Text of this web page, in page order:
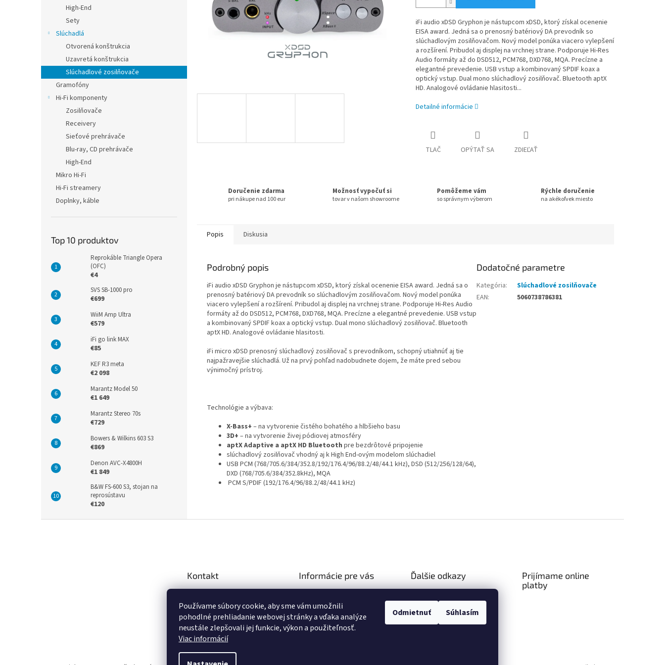
Používame súbory cookie, aby sme vám umožnili
pohodlné prehliadanie webovej stránky a vďaka analýze
neustále zlepšovali jej funkcie, výkon a použiteľnosť.
Viac informácií
Odmietnuť Súhlasím
High-End
Sety
Slúchadlá
Otvorená konštrukcia
Uzavretá konštrukcia
Slúchadlové zosilňovače
Gramofóny
Hi-Fi komponenty
Zosilňovače
Receivery
Sieťové prehrávače
Blu-ray, CD prehrávače
High-End
Mikro Hi-Fi
Hi-Fi streamery
Doplnky, káble
Top 10 produktov
Reprokáble Triangle Opera
(OFC)
€4
SVS SB-1000 pro
€699
WiiM Amp Ultra
€579
iFi go link MAX
€85
KEF R3 meta
€2 098
Marantz Model 50
€1 649
Marantz Stereo 70s
€729
Bowers & Wilkins 603 S3
€869
Denon AVC-X4800H
€1 849
B&W FS-600 S3, stojan na
reprosústavu
€120
iFi audio xDSD Gryphon je nástupcom xDSD, ktorý získal ocenenie
EISA award. Jedná sa o prenosný batériový DA prevodník so
slúchadlovým zosilňovačom. Nový model ponúka viacero vylepšení
a rozšírení. Pribudol aj displej na vrchnej strane. Podporuje Hi-Res
Audio formáty až do DSD512, PCM768, DXD768, MQA. Precízne a
elegantné prevedenie. USB vstup a kombinovaný SPDIF koax a
optický vstup. Dual mono slúchadlový zosilňovač. Bluetooth aptX
HD. Analogové ovládanie hlasitosti...
Detailné informácie
TLAČ OPÝTAŤ SA ZDIEĽAŤ
Doručenie zdarma
pri nákupe nad 100 eur
Možnosť vypočuť si
tovar v našom showroome
Pomôžeme vám
so správnym výberom
Rýchle doručenie
na akékoľvek miesto
Popis Diskusia
Podrobný popis
iFi audio xDSD Gryphon je nástupcom xDSD, ktorý získal ocenenie EISA award. Jedná sa o
prenosný batériový DA prevodník so slúchadlovým zosilňovačom. Nový model ponúka
viacero vylepšení a rozšírení. Pribudol aj displej na vrchnej strane. Podporuje Hi-Res Audio
formáty až do DSD512, PCM768, DXD768, MQA. Precízne a elegantné prevedenie. USB vstup
a kombinovaný SPDIF koax a optický vstup. Dual mono slúchadlový zosilňovač. Bluetooth
aptX HD. Analogové ovládanie hlasitosti.
iFi micro xDSD prenosný slúchadlový zosilňovač s prevodníkom, schopný utiahnúť aj tie
najpažravejšie slúchadlá. Už na prvý pohľad nadobudnete dojem, že máte pred sebou
výnimočný prístroj.
Technológie a výbava:
X-Bass+ – na vytvorenie čistého bohatého a hlbšieho basu
3D+ – na vytvorenie živej pódiovej atmosféry
aptXAdaptive a aptX HD Bluetooth pre bezdrôtové pripojenie
slúchadlový zosilňovač vhodný aj k High End-ovým modelom slúchadiel
USB PCM (768/705.6/384/352.8/192/176.4/96/88.2/48/44.1 kHz), DSD (512/256/128/64),
DXD (768/705.6/384/352.8kHz), MQA
PCM S/PDIF (192/176.4/96/88.2/48/44.1 kHz)
Dodatočné parametre
Kategória:
Slúchadlové zosilňovače
EAN: 5060738786381
Kontakt
+421 903 106 751
https://facebook.com/hifi
za.sk
Informácie pre vás
Obchodné podmienky
Podmienky ochrany osobných
údajov
Ďalšie odkazy
Doprava a platba
Prijímame online
platby